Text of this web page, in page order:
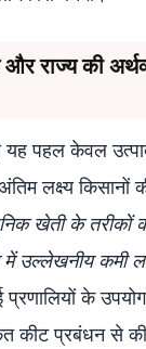
राज्य की
यह पहल केवल
लक्ष्य किसानों
खेती के तरीकों
में उल्लेखनीय कमी
के
कीट प्रबंधन से